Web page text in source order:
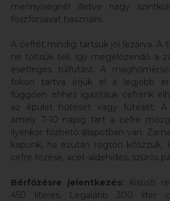
mennyiségnél illetve nagy
foszforsavat használni.
A cefrét mindig tartsuk jól lezárva. A
ne töltsük teli, így megelőzendő a
esetleges túlfutást. A
fokon tartva érjük el a legjobb
függően ehhez igazítsuk cefrénk
az épület hűtését vagy fűtését. A
amely 7-10 napig tart a cefre
ilyenkor főzhető állapotban van.
kapunk, ha ezután rögtön kifőzzük.
cefre főzése, acet-aldehides, szúrós
Bérfőzésre jelentkezés: Kisüsti
450 literes. Legalább 300 liter